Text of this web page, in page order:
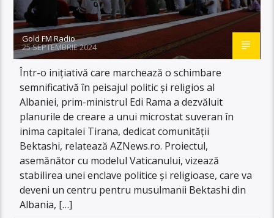
Gold FM Radio
25 SEPTEMBRIE 2024
Într-o inițiativă care marchează o schimbare
semnificativă în peisajul politic și religios al
Albaniei, prim-ministrul Edi Rama a dezvăluit
planurile de creare a unui microstat suveran în
inima capitalei Tirana, dedicat comunității
Bektashi, relatează AZNews.ro. Proiectul,
asemănător cu modelul Vaticanului, vizează
stabilirea unei enclave politice și religioase, care va
deveni un centru pentru musulmanii Bektashi din
Albania, […]